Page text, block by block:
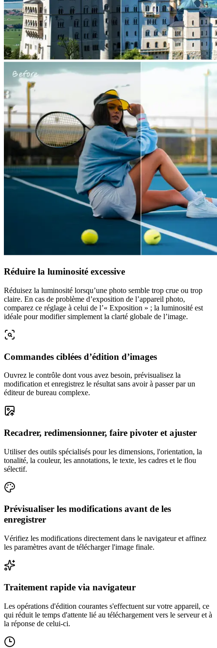
Réduire la luminosité excessive
Réduisez la luminosité lorsqu’une photo semble trop crue ou trop
claire. En cas de problème d’exposition de l’appareil photo,
comparez ce réglage à celui de l’« Exposition » ; la luminosité est
idéale pour modifier simplement la clarté globale de l’image.
Commandes ciblées d’édition d’images
Ouvrez le contrôle dont vous avez besoin, prévisualisez la
modification et enregistrez le résultat sans avoir à passer par un
éditeur de bureau complexe.
Recadrer, redimensionner, faire pivoter et ajuster
Utiliser des outils spécialisés pour les dimensions, l'orientation, la
tonalité, la couleur, les annotations, le texte, les cadres et le flou
sélectif.
Prévisualiser les modifications avant de les
enregistrer
Vérifiez les modifications directement dans le navigateur et affinez
les paramètres avant de télécharger l'image finale.
Traitement rapide via navigateur
Les opérations d'édition courantes s'effectuent sur votre appareil, ce
qui réduit le temps d'attente lié au téléchargement vers le serveur et à
la réponse de celui-ci.